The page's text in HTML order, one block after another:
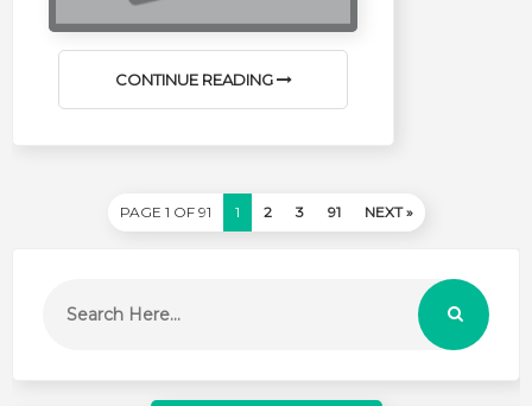
CONTINUE READING
PAGE 1 OF 91 1 2 3 91 NEXT »